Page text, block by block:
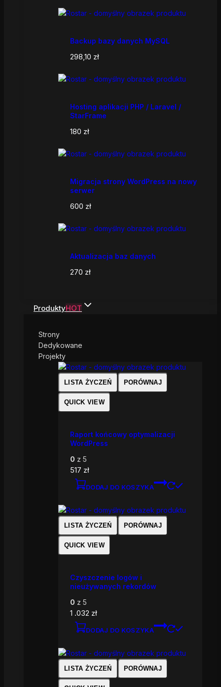
Backup bazy danych MySQL
298,10 zł
Hosting aplikacji PHP / Laravel /
StarFrame
180 zł
Migracja strony WordPress na nowy
serwer
600 zł
Aktualizacja baz danych
270 zł
ProduktyHOT
Strony
Dedykowane
Projekty
LISTA ŻYCZEŃ PORÓWNAJ
QUICK VIEW
Raport końcowy optymalizacji
WordPress
0 z 5
517 zł
DODAJ DO KOSZYKA
LISTA ŻYCZEŃ PORÓWNAJ
QUICK VIEW
Czyszczenie logów i
nieużywanych rekordów
0 z 5
1 .032 zł
DODAJ DO KOSZYKA
LISTA ŻYCZEŃ PORÓWNAJ